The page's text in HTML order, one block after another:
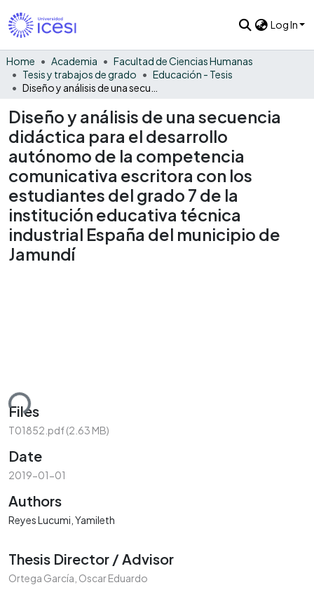
Log In
Home Academia
Facultad de Ciencias Humanas
Tesis y trabajos de grado
Educación - Tesis
Diseño y análisis de una secuencia
didáctica para el desarrollo
autónomo de la competencia
comunicativa escritora con los
estudiantes del grado 7 de la
institución educativa técnica
industrial España del municipio de
Jamundí
Files
T01852.pdf(2.63 MB)
Date
2019-01-01
Authors
Reyes Lucumi, Yamileth
Thesis Director / Advisor
Ortega García, Oscar Eduardo